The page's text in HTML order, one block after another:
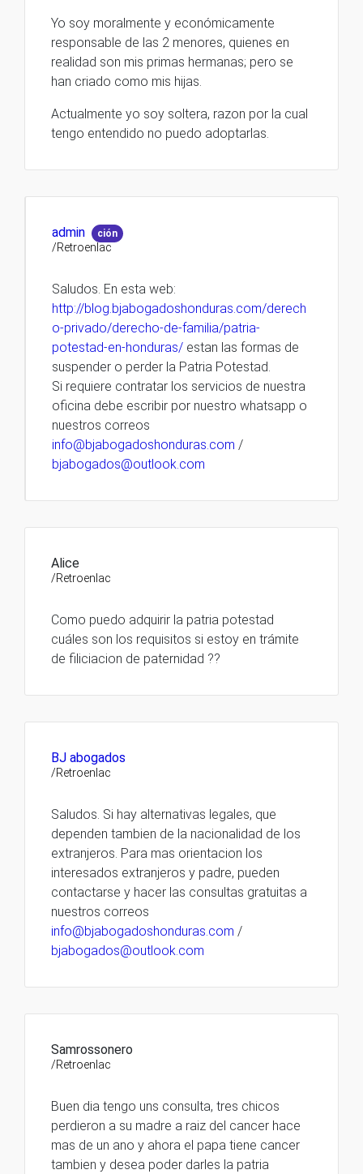
Yo soy moralmente y económicamente
responsable de las 2 menores, quienes en
realidad son mis primas hermanas; pero se
han criado como mis hijas.
Actualmente yo soy soltera, razon por la cual
tengo entendido no puedo adoptarlas.
admin ción
/Retroenlac
Saludos. En esta web:
http://blog.bjabogadoshonduras.com/derech
o-privado/derecho-de-familia/patria-
potestad-en-honduras/ estan las formas de
suspender o perder la Patria Potestad.
Si requiere contratar los servicios de nuestra
oficina debe escribir por nuestro whatsapp o
nuestros correos
info@bjabogadoshonduras.com /
bjabogados@outlook.com
Alice
/Retroenlac
Como puedo adquirir la patria potestad
cuáles son los requisitos si estoy en trámite
de filiciacion de paternidad ??
BJ abogados
/Retroenlac
Saludos. Si hay alternativas legales, que
dependen tambien de la nacionalidad de los
extranjeros. Para mas orientacion los
interesados extranjeros y padre, pueden
contactarse y hacer las consultas gratuitas a
nuestros correos
info@bjabogadoshonduras.com /
bjabogados@outlook.com
Samrossonero
/Retroenlac
Buen dia tengo uns consulta, tres chicos
perdieron a su madre a raiz del cancer hace
mas de un ano y ahora el papa tiene cancer
tambien y desea poder darles la patria